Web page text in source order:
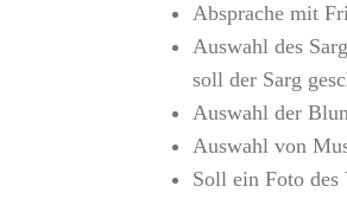
Absprache mit
Auswahl des
soll der Sarg
Auswahl der
Auswahl von
Soll ein Foto des